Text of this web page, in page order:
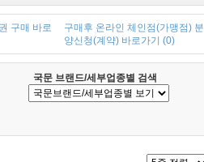
구매 바로
구매후 온라인 체인점(가맹점) 분
양신청(계약) 바로가기 (0)
국문 브랜드/세부업종별 검색